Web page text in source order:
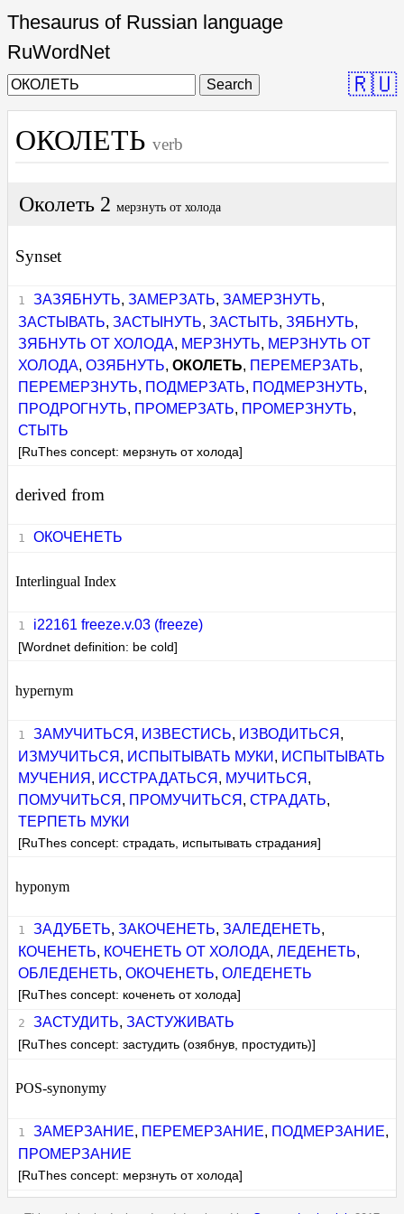
Thesaurus of Russian language
RuWordNet
Search 🇷🇺
ОКОЛЕТЬ verb
Околеть 2 мерзнуть от холода
Synset
ЗАЗЯБНУТЬ, ЗАМЕРЗАТЬ, ЗАМЕРЗНУТЬ,
ЗАСТЫВАТЬ,ЗАСТЫНУТЬ,ЗАСТЫТЬ,ЗЯБНУТЬ,
ЗЯБНУТЬ ОТ ХОЛОДА, МЕРЗНУТЬ, МЕРЗНУТЬ ОТ
ХОЛОДА,ОЗЯБНУТЬ,ОКОЛЕТЬ, ПЕРЕМЕРЗАТЬ,
ПЕРЕМЕРЗНУТЬ, ПОДМЕРЗАТЬ, ПОДМЕРЗНУТЬ,
ПРОДРОГНУТЬ, ПРОМЕРЗАТЬ, ПРОМЕРЗНУТЬ,
СТЫТЬ
[RuThes concept: мерзнуть от холода]
derived from
ОКОЧЕНЕТЬ
Interlingual Index
i22161 freeze.v.03 (freeze)
[Wordnet definition: be cold]
hypernym
ЗАМУЧИТЬСЯ , ИЗВЕСТИСЬ, ИЗВОДИТЬСЯ ,
ИЗМУЧИТЬСЯ , ИСПЫТЫВАТЬ МУКИ , ИСПЫТЫВАТЬ
МУЧЕНИЯ , ИССТРАДАТЬСЯ , МУЧИТЬСЯ ,
ПОМУЧИТЬСЯ , ПРОМУЧИТЬСЯ ,СТРАДАТЬ,
ТЕРПЕТЬ МУКИ
[RuThes concept: страдать, испытывать страдания]
hyponym
ЗАДУБЕТЬ, ЗАКОЧЕНЕТЬ, ЗАЛЕДЕНЕТЬ,
КОЧЕНЕТЬ, КОЧЕНЕТЬ ОТ ХОЛОДА,ЛЕДЕНЕТЬ,
ОБЛЕДЕНЕТЬ,ОКОЧЕНЕТЬ,ОЛЕДЕНЕТЬ
[RuThes concept: коченеть от холода]
ЗАСТУДИТЬ, ЗАСТУЖИВАТЬ
[RuThes concept: застудить (озябнув, простудить)]
POS-synonymy
ЗАМЕРЗАНИЕ, ПЕРЕМЕРЗАНИЕ, ПОДМЕРЗАНИЕ,
ПРОМЕРЗАНИЕ
[RuThes concept: мерзнуть от холода]